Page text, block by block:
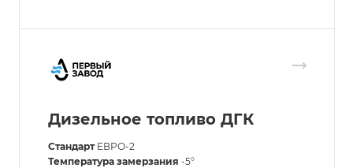
Дизельное топливо ДГК
СтандартЕВРО-2
Температура замерзания -5°